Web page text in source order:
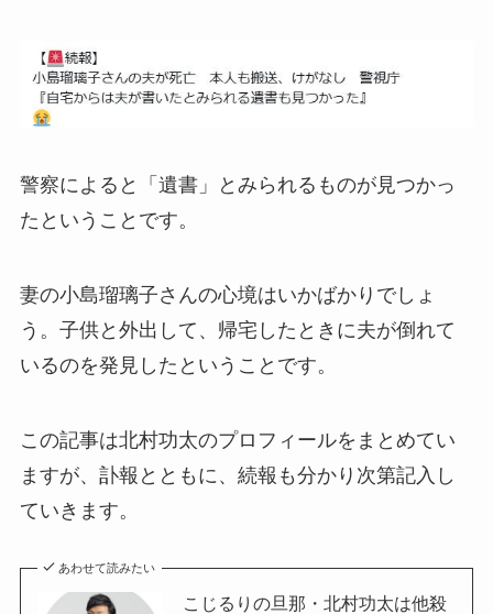
警察によると「遺書」とみられるものが見つかっ
たということです。
妻の小島瑠璃子さんの心境はいかばかりでしょ
う。子供と外出して、帰宅したときに夫が倒れて
いるのを発見したということです。
この記事は北村功太のプロフィールをまとめてい
ますが、訃報とともに、続報も分かり次第記入し
ていきます。
あわせて読みたい
こじるりの旦那・北村功太は他殺